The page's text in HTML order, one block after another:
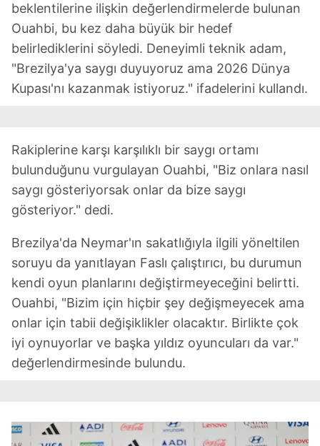
beklentilerine ilişkin değerlendirmelerde bulunan
Ouahbi, bu kez daha büyük bir hedef
belirlediklerini söyledi. Deneyimli teknik adam,
"Brezilya'ya saygı duyuyoruz ama 2026 Dünya
Kupası'nı kazanmak istiyoruz." ifadelerini kullandı.
Rakiplerine karşı karşılıklı bir saygı ortamı
bulunduğunu vurgulayan Ouahbi, "Biz onlara nasıl
saygı gösteriyorsak onlar da bize saygı
gösteriyor." dedi.
Brezilya'da Neymar'ın sakatlığıyla ilgili yöneltilen
soruyu da yanıtlayan Faslı çalıştırıcı, bu durumun
kendi oyun planlarını değiştirmeyeceğini belirtti.
Ouahbi, "Bizim için hiçbir şey değişmeyecek ama
onlar için tabii değişiklikler olacaktır. Birlikte çok
iyi oynuyorlar ve başka yıldız oyuncuları da var."
değerlendirmesinde bulundu.